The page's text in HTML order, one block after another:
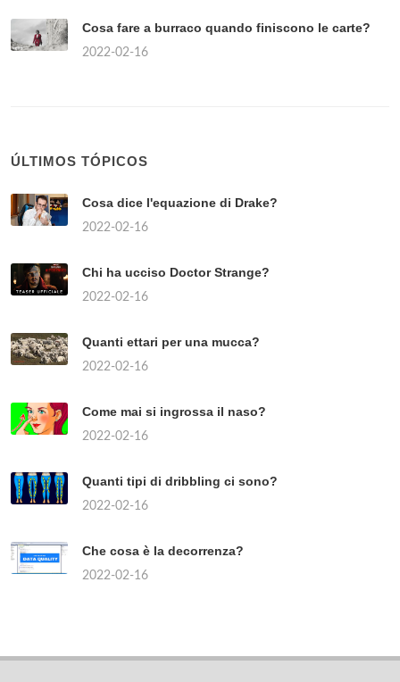
Cosa fare a burraco quando finiscono le carte?
2022-02-16
ÚLTIMOS TÓPICOS
Cosa dice l'equazione di Drake?
2022-02-16
Chi ha ucciso Doctor Strange?
2022-02-16
Quanti ettari per una mucca?
2022-02-16
Come mai si ingrossa il naso?
2022-02-16
Quanti tipi di dribbling ci sono?
2022-02-16
Che cosa è la decorrenza?
2022-02-16